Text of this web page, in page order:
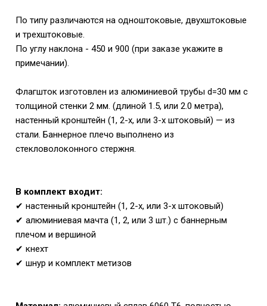
По типу различаются на одноштоковые, двухштоковые
и трехштоковые.
По углу наклона - 450 и 900 (при заказе укажите в
примечании).
Флагшток изготовлен из алюминиевой трубы d=30 мм с
толщиной стенки 2 мм. (длиной 1.5, или 2.0 метра),
настенный кронштейн (1, 2-х, или 3-х штоковый) — из
стали. Баннерное плечо выполнено из
стекловолоконного стержня.
В комплект входит:
✔ настенный кронштейн (1, 2-х, или 3-х штоковый)
✔ алюминиевая мачта (1, 2, или 3 шт.) с баннерным
плечом и вершиной
✔ кнехт
✔ шнур и комплект метизов